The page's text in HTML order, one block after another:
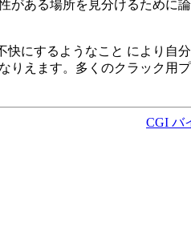
がある場所を見分けるために
にするようなこと により自
りえます。多くのクラック用
CGI バ